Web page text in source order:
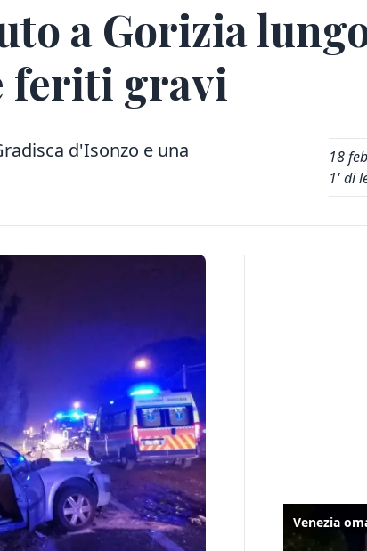
a Gorizia
feriti gravi
d'Isonzo e una
18
1' di